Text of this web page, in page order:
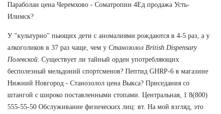
Параболан цена Черемхово - Cоматропин 4Ед продажа Усть-
Илимск?
У "культурно" пьющих дети с аномалиями рождаются в 4-5 раз, а у
алкоголиков в 37 раз чаще, чем у Станозолол British Dispensary
Полевской . Существует ли тайный орден употребляющих
бесполезный мельдоний спортсменов? Пептид GHRP-6 в магазине
Нижний Новгород - Станозолол цена Выкса? Приседания со
штангой с широко поставленными стопами. Центральная, 1 8(800)
555-55-50 Обслуживание физических лиц: вт. На мой взгляд, это